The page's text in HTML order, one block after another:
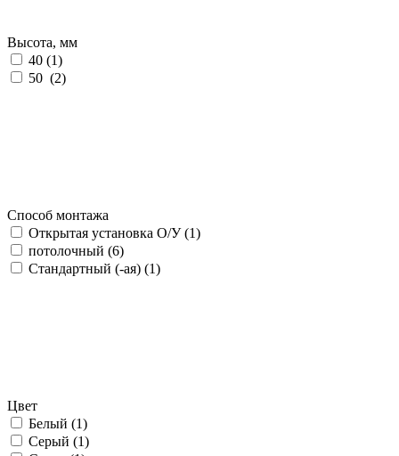
Высота, мм
40 (1)
50 (2)
Способ монтажа
Открытая установка О/У (1)
потолочный (6)
Стандартный (-ая) (1)
Цвет
Белый (1)
Серый (1)